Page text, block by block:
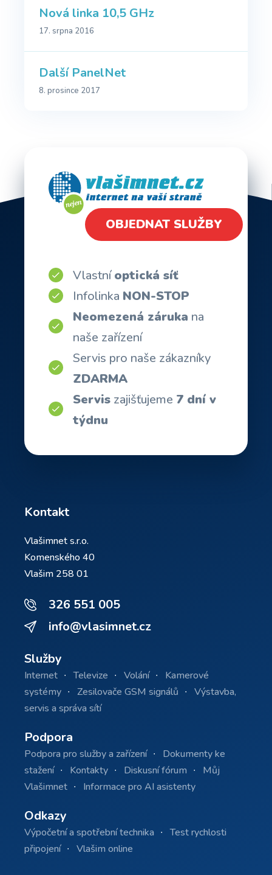
Nová linka 10,5 GHz
17. srpna 2016
Další PanelNet
8. prosince 2017
OBJEDNAT SLUŽBY
Vlastníoptická síť
Infolinka NON-STOP
Neomezená záruka na
naše zařízení
Servis pro naše zákazníky
ZDARMA
Servis zajišťujeme 7 dní v
týdnu
Kontakt
Vlašimnet s.r.o.
Komenského 40
Vlašim 258 01
326 551 005
info@vlasimnet.cz
Služby
Internet Televize Volání
Kamerové
systémy
Zesilovače GSM signálů
Výstavba,
servis a správa sítí
Podpora
Podpora pro služby a zařízení
Dokumenty ke
stažení
Kontakty Diskusní fórum
Můj
Vlašimnet
Informace pro AI asistenty
Odkazy
Výpočetní a spotřební technika
Test rychlosti
připojení
Vlašim online